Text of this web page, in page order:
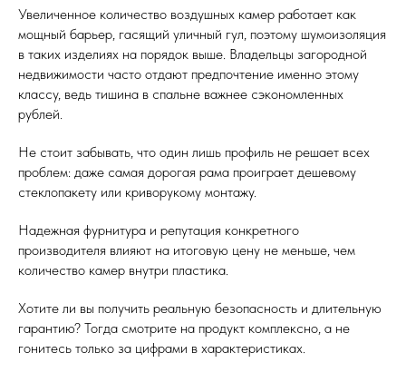
Увеличенное количество воздушных камер работает как
мощный барьер, гасящий уличный гул, поэтому шумоизоляция
в таких изделиях на порядок выше. Владельцы загородной
недвижимости часто отдают предпочтение именно этому
классу, ведь тишина в спальне важнее сэкономленных
рублей.
Не стоит забывать, что один лишь профиль не решает всех
проблем: даже самая дорогая рама проиграет дешевому
стеклопакету или криворукому монтажу.
Надежная фурнитура и репутация конкретного
производителя влияют на итоговую цену не меньше, чем
количество камер внутри пластика.
Хотите ли вы получить реальную безопасность и длительную
гарантию? Тогда смотрите на продукт комплексно, а не
гонитесь только за цифрами в характеристиках.